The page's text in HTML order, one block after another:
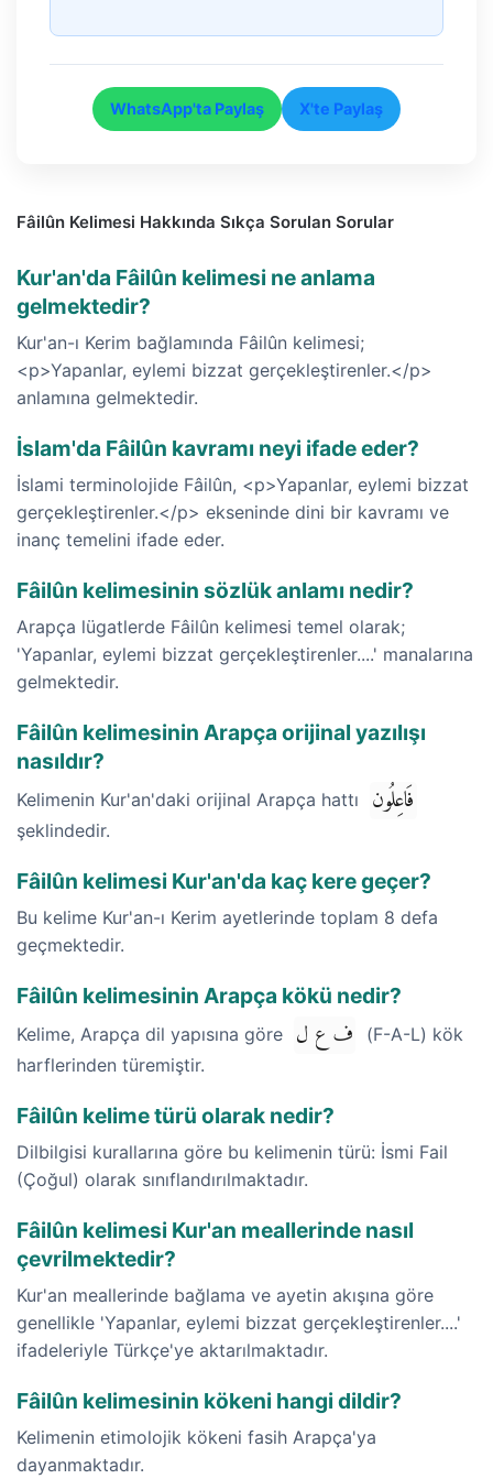
WhatsApp'ta Paylaş X'te Paylaş
Fâilûn Kelimesi Hakkında Sıkça Sorulan Sorular
Kur'an'da Fâilûn kelimesi ne anlama
gelmektedir?
Kur'an-ı Kerim bağlamında Fâilûn kelimesi;
<p>Yapanlar, eylemi bizzat gerçekleştirenler.</p>
anlamına gelmektedir.
İslam'da Fâilûn kavramı neyi ifade eder?
İslami terminolojide Fâilûn, <p>Yapanlar, eylemi bizzat
gerçekleştirenler.</p> ekseninde dini bir kavramı ve
inanç temelini ifade eder.
Fâilûn kelimesinin sözlük anlamı nedir?
Arapça lügatlerde Fâilûn kelimesi temel olarak;
'Yapanlar, eylemi bizzat gerçekleştirenler....' manalarına
gelmektedir.
Fâilûn kelimesinin Arapça orijinal yazılışı
nasıldır?
Kelimenin Kur'an'daki orijinal Arapça hattı فَاعِلُون
şeklindedir.
Fâilûn kelimesi Kur'an'da kaç kere geçer?
Bu kelime Kur'an-ı Kerim ayetlerinde toplam 8 defa
geçmektedir.
Fâilûn kelimesinin Arapça kökü nedir?
Kelime, Arapça dil yapısına göre ف ع ل
(F-A-L) kök
harflerinden türemiştir.
Fâilûn kelime türü olarak nedir?
Dilbilgisi kurallarına göre bu kelimenin türü: İsmi Fail
(Çoğul) olarak sınıflandırılmaktadır.
Fâilûn kelimesi Kur'an meallerinde nasıl
çevrilmektedir?
Kur'an meallerinde bağlama ve ayetin akışına göre
genellikle 'Yapanlar, eylemi bizzat gerçekleştirenler....'
ifadeleriyle Türkçe'ye aktarılmaktadır.
Fâilûn kelimesinin kökeni hangi dildir?
Kelimenin etimolojik kökeni fasih Arapça'ya
dayanmaktadır.